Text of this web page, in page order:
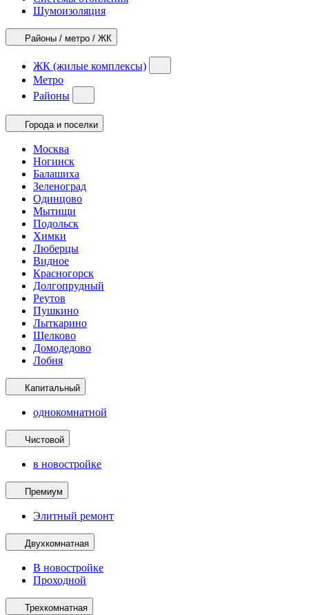
Шумоизоляция
Районы / метро / ЖК
ЖК (жилые комплексы)
Метро
Районы
Города и поселки
Москва
Ногинск
Балашиха
Зеленоград
Одинцово
Мытищи
Подольск
Химки
Люберцы
Видное
Красногорск
Долгопрудный
Реутов
Пушкино
Лыткарино
Щелково
Домодедово
Лобня
Капитальный
однокомнатной
Чистовой
в новостройке
Премиум
Элитный ремонт
Двухкомнатная
В новостройке
Проходной
Трехкомнатная